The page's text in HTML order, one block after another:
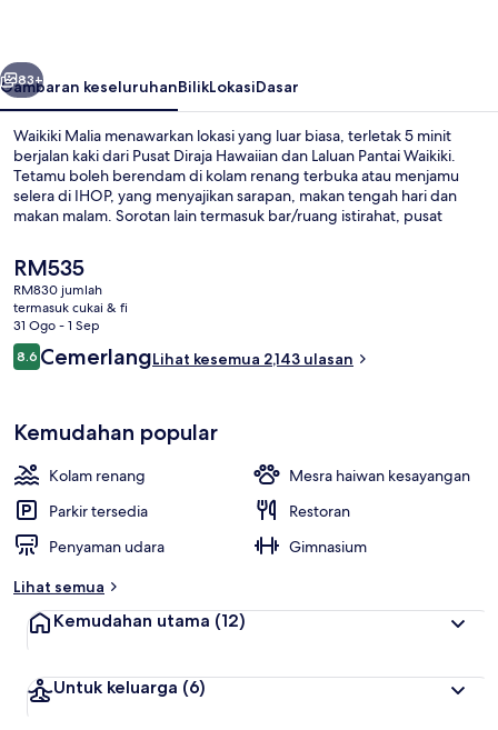
Seterusnya
83+
Gambaran keseluruhanBilikLokasiDasar
Waikiki Malia menawarkan lokasi yang luar biasa, terletak 5 minit
berjalan kaki dari Pusat Diraja Hawaiian dan Laluan Pantai Waikiki.
Tetamu boleh berendam di kolam renang terbuka atau menjamu
selera di IHOP, yang menyajikan sarapan, makan tengah hari dan
makan malam. Sorotan lain termasuk bar/ruang istirahat, pusat
dan lokasi.
Harga
semasa
ialah
RM535
RM535
RM830 jumlah
termasuk cukai & fi
31 Ogo - 1 Sep
Ulasan
8.68.6 daripada 10
CemerlangLihat kesemua 2,143 ulasan
Kemudahan popular
Kolam renang
Mesra haiwan kesayangan
Parkir tersedia
Restoran
Penyaman udara
Gimnasium
Lihat semua
Kemudahan utama (12)
Untuk keluarga (6)